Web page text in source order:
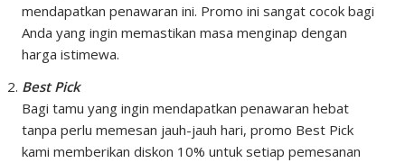
mendapatkan penawaran ini. Promo ini sangat cocok bagi
Anda yang ingin memastikan masa menginap dengan
harga istimewa.
Best Pick
Bagi tamu yang ingin mendapatkan penawaran hebat
tanpa perlu memesan jauh-jauh hari, promo Best Pick
kami memberikan diskon 10% untuk setiap pemesanan